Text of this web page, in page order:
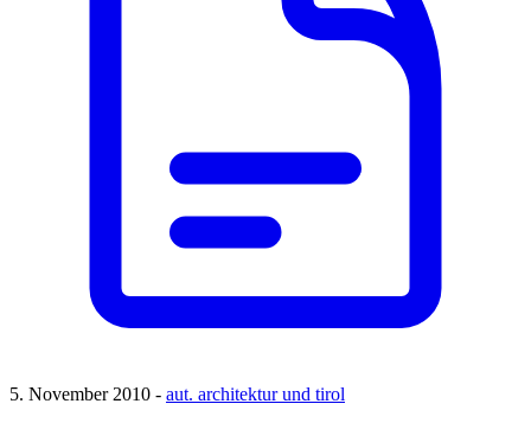
5. November 2010 - aut. architektur und tirol